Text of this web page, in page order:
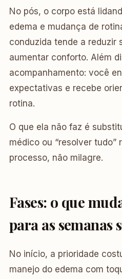
No pós, o corpo está
edema e mudança de
conduzida tende a reduzir
aumentar conforto. Além
acompanhamento: você
expectativas e recebe
rotina.
O que ela não faz é
médico ou “resolver tudo”
processo, não milagre.
Fases: o que
para as semanas
No início, a prioridade
manejo do edema com